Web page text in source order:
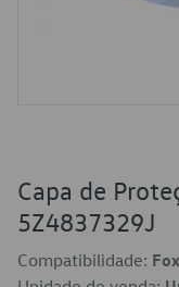
Capa de
5Z4837329J
Compatibilidade: